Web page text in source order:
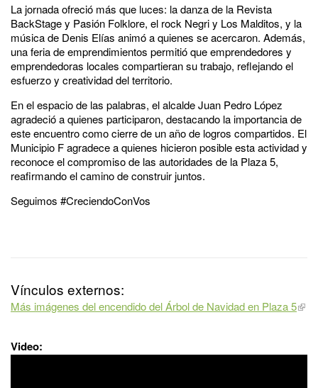
La jornada ofreció más que luces: la danza de la Revista
BackStage y Pasión Folklore, el rock Negri y Los Malditos, y la
música de Denis Elías animó a quienes se acercaron. Además,
una feria de emprendimientos permitió que emprendedores y
emprendedoras locales compartieran su trabajo, reflejando el
esfuerzo y creatividad del territorio.
En el espacio de las palabras, el alcalde Juan Pedro López
agradeció a quienes participaron, destacando la importancia de
este encuentro como cierre de un año de logros compartidos. El
Municipio F agradece a quienes hicieron posible esta actividad y
reconoce el compromiso de las autoridades de la Plaza 5,
reafirmando el camino de construir juntos.
Seguimos #CreciendoConVos
Vínculos externos:
Más imágenes del encendido del Árbol de Navidad en Plaza 5
Video: